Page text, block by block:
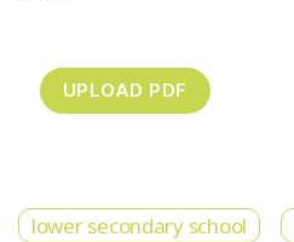
lower secondary school